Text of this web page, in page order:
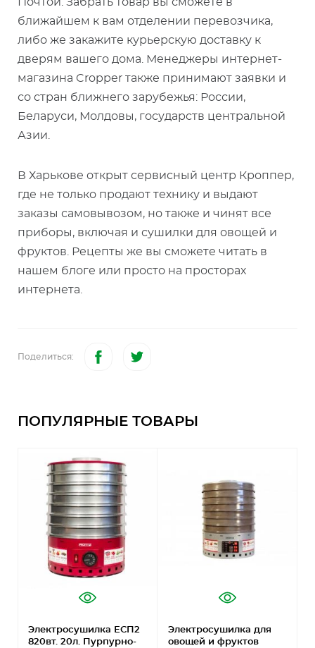
ближайшем к вам отделении перевозчика,
либо же закажите курьерскую доставку к
дверям вашего дома. Менеджеры интернет-
магазина Cropper также принимают заявки и
со стран ближнего зарубежья: России,
Беларуси, Молдовы, государств центральной
Азии.
В Харькове открыт сервисный центр Кроппер,
где не только продают технику и выдают
заказы самовывозом, но также и чинят все
приборы, включая и сушилки для овощей и
фруктов. Рецепты же вы сможете читать в
нашем блоге или просто на просторах
интернета.
Поделиться:
ПОПУЛЯРНЫЕ ТОВАРЫ
Электросушилка ЕСП2
820вт. 20л. Пурпурно-
Электросушилка для
овощей и фруктов